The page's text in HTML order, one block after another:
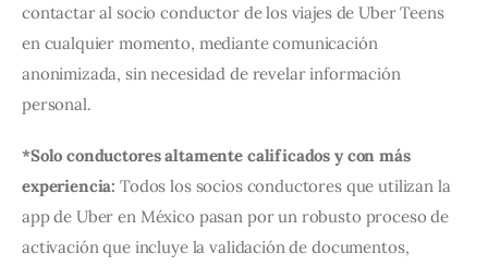
contactar al socio conductor de los viajes de Uber Teens
en cualquier momento, mediante comunicación
anonimizada, sin necesidad de revelar información
personal.
*Solo conductores altamente calificados y con más
experiencia: Todos los socios conductores que utilizan la
app de Uber en México pasan por un robusto proceso de
activación que incluye la validación de documentos,